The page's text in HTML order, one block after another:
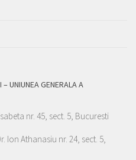
– UNIUNEA GENERALA A
nr. 45, sect. 5, Bucuresti
Ion Athanasiu nr. 24, sect. 5,